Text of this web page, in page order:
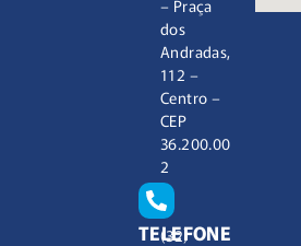
– Praça
dos
Andradas,
112 –
Centro –
CEP
36.200.00
2
TELEFONE
(32)